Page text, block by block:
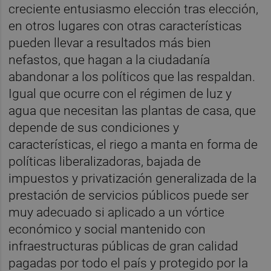
creciente entusiasmo elección tras elección,
en otros lugares con otras características
pueden llevar a resultados más bien
nefastos, que hagan a la ciudadanía
abandonar a los políticos que las respaldan.
Igual que ocurre con el régimen de luz y
agua que necesitan las plantas de casa, que
depende de sus condiciones y
características, el riego a manta en forma de
políticas liberalizadoras, bajada de
impuestos y privatización generalizada de la
prestación de servicios públicos puede ser
muy adecuado si aplicado a un vórtice
económico y social mantenido con
infraestructuras públicas de gran calidad
pagadas por todo el país y protegido por la